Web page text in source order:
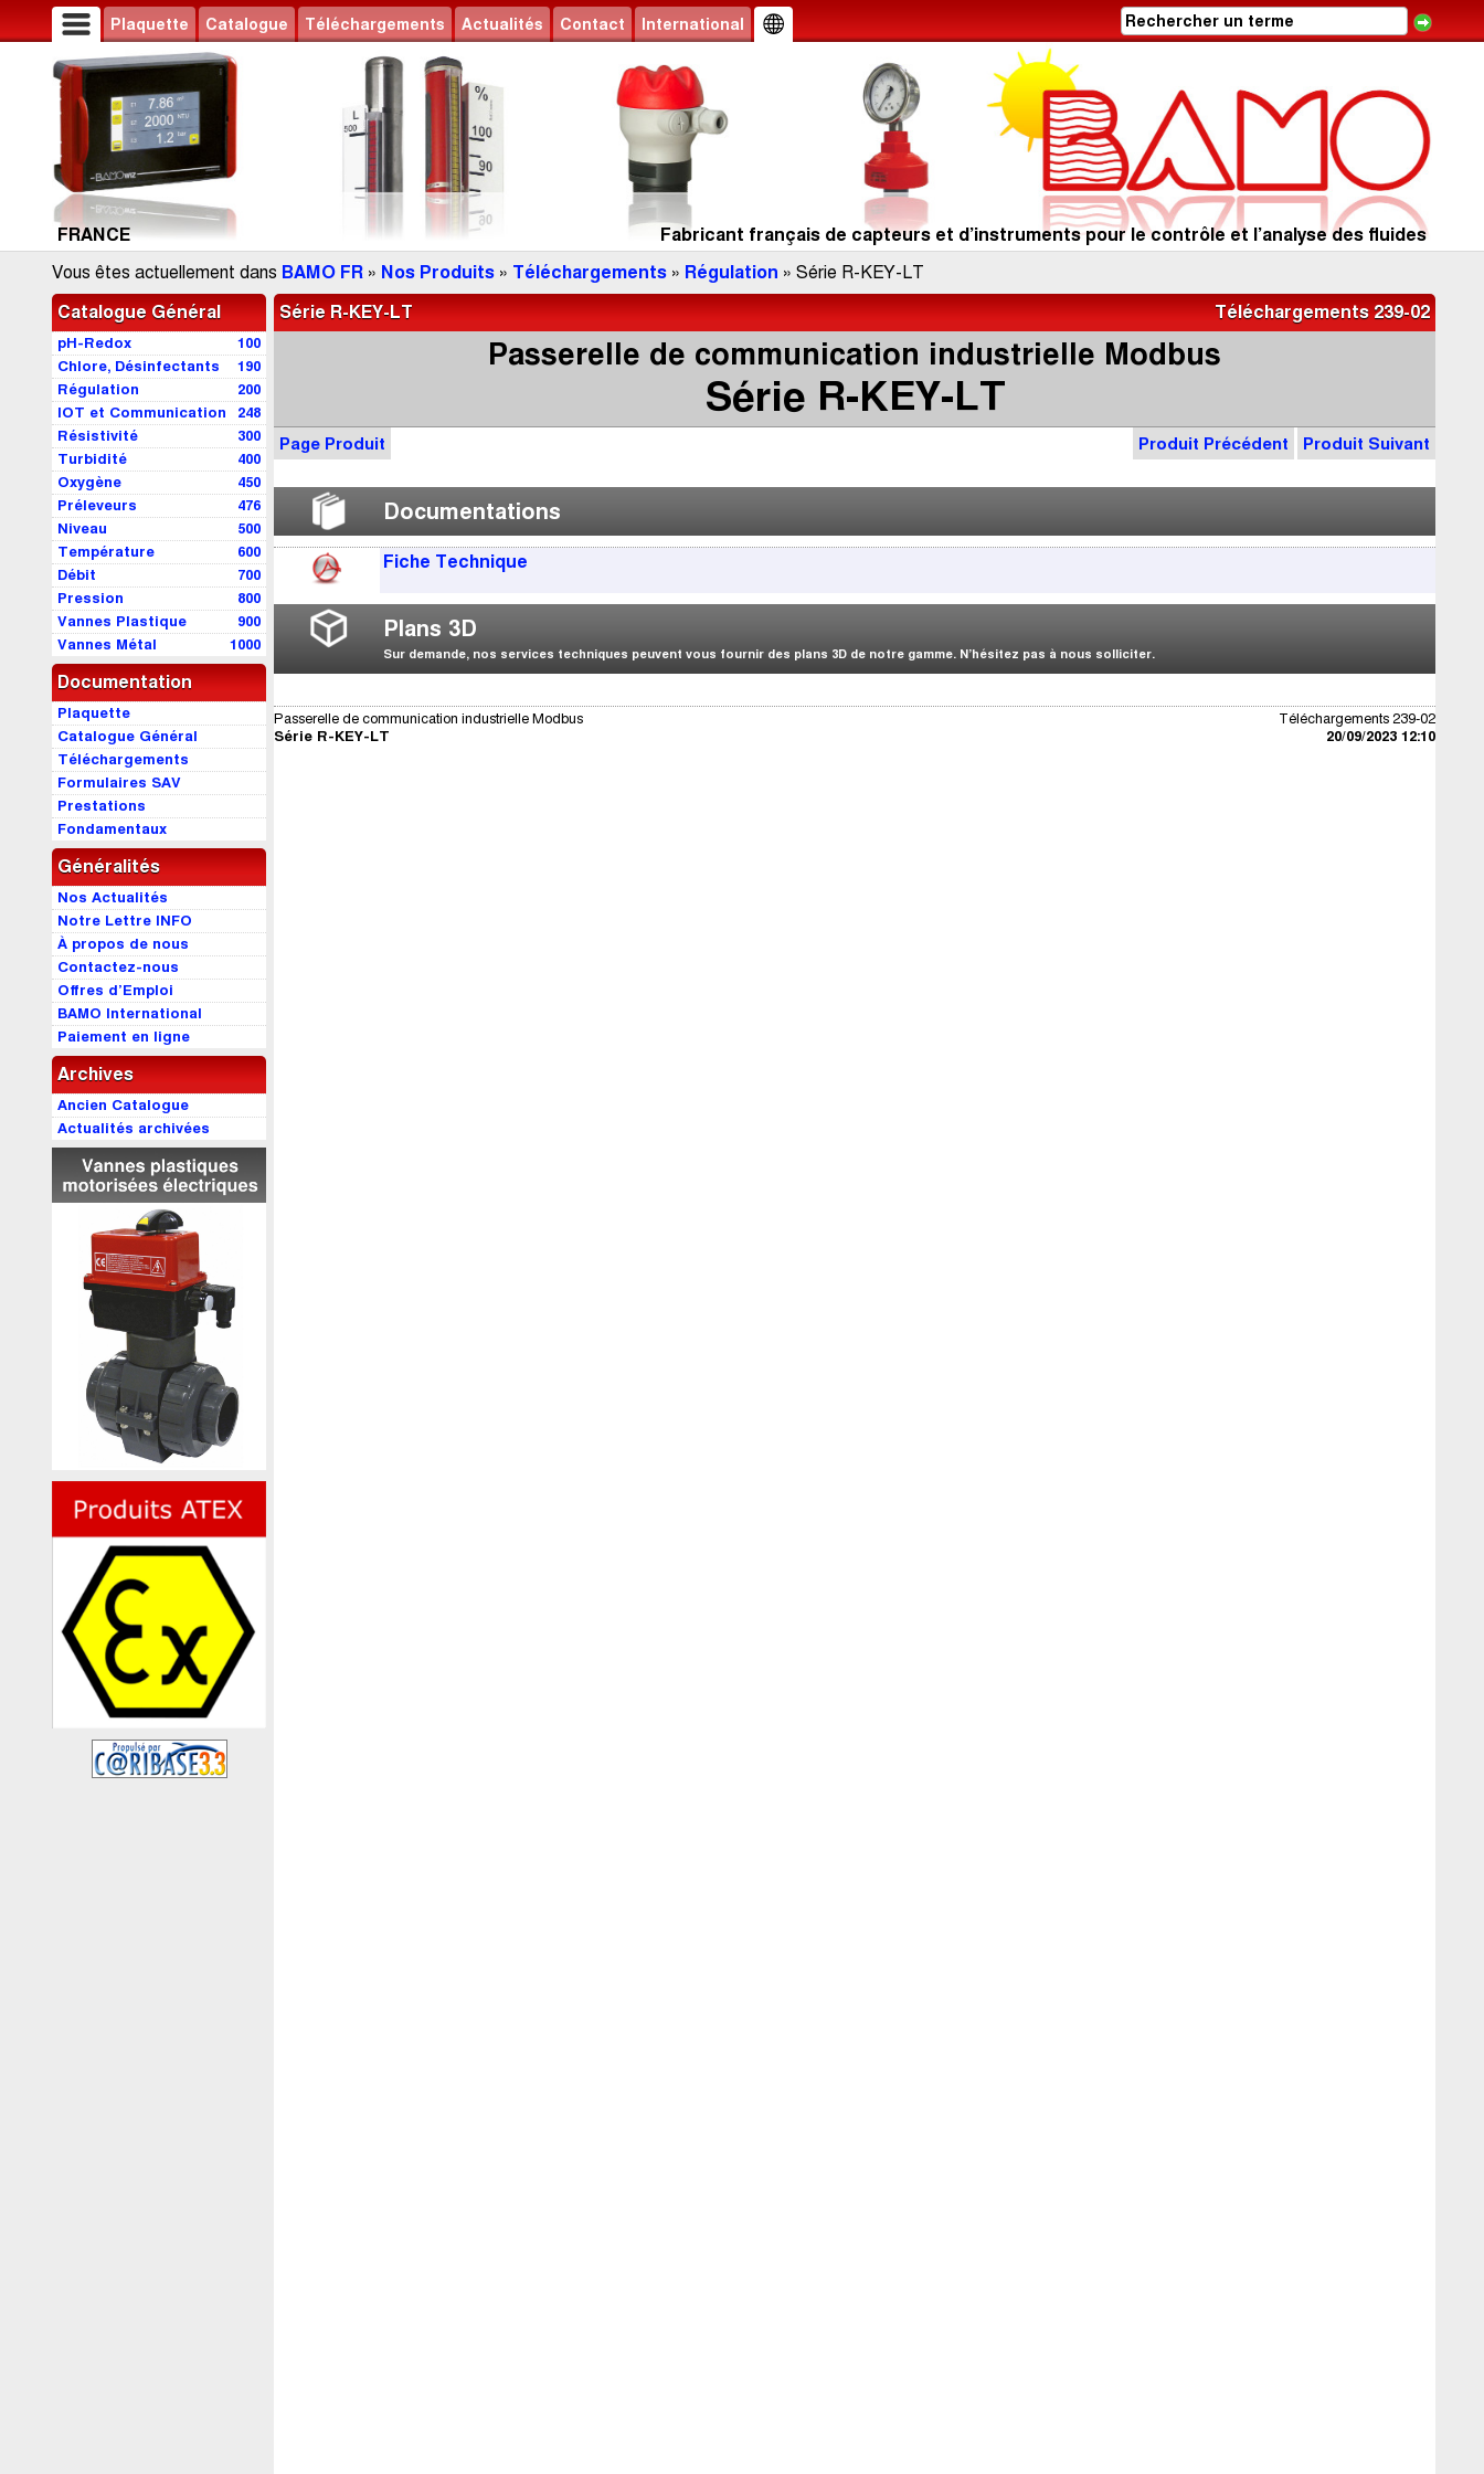
Plaquette Catalogue Téléchargements Actualités Contact International
FRANCE
Fabricant français de capteurs et d’instruments pour le contrôle et l’analyse des fluides
Vous êtes actuellement dans BAMO FR » Nos Produits » Téléchargements » Régulation » Série R-KEY-LT
Catalogue Général
100
pH-Redox
190
Chlore, Désinfectants
200
Régulation
248
IOT et Communication
300
Résistivité
400
Turbidité
450
Oxygène
476
Préleveurs
500
Niveau
600
Température
700
Débit
800
Pression
900
Vannes Plastique
1000
Vannes Métal
Documentation
Plaquette
Catalogue Général
Téléchargements
Formulaires SAV
Prestations
Fondamentaux
Généralités
Nos Actualités
Notre Lettre INFO
À propos de nous
Contactez-nous
Offres d’Emploi
BAMO International
Paiement en ligne
Archives
Ancien Catalogue
Actualités archivées
Téléchargements 239-02
Série R-KEY-LT
Passerelle de communication industrielle Modbus
Série R-KEY-LT
Produit Précédent Produit Suivant
Page Produit
Documentations
Fiche Technique
Plans 3D
Sur demande, nos services techniques peuvent vous fournir des plans 3D de notre gamme. N’hésitez pas à nous solliciter.
Téléchargements 239-02
20/09/2023 12:10
Passerelle de communication industrielle Modbus
Série R-KEY-LT